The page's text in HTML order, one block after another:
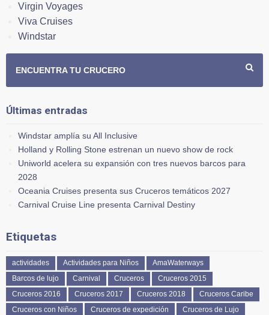
Virgin Voyages
Viva Cruises
Windstar
ENCUENTRA TU CRUCERO
Últimas entradas
Windstar amplía su All Inclusive
Holland y Rolling Stone estrenan un nuevo show de rock
Uniworld acelera su expansión con tres nuevos barcos para
2028
Oceania Cruises presenta sus Cruceros temáticos 2027
Carnival Cruise Line presenta Carnival Destiny
Etiquetas
actividades Actividades para Niños
AmaWaterways
Barcos de lujo
Carnival Cruceros
Cruceros 2015
Cruceros 2016
Cruceros 2017 Cruceros 2018
Cruceros Caribe
Cruceros con Niños
Cruceros de expedición
Cruceros de Lujo